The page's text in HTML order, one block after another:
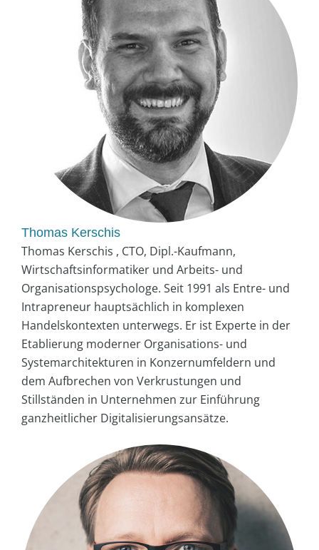
Thomas Kerschis
Thomas Kerschis , CTO, Dipl.-Kaufmann,
Wirtschaftsinformatiker und Arbeits- und
Organisationspsychologe. Seit 1991 als Entre- und
Intrapreneur hauptsächlich in komplexen
Handelskontexten unterwegs. Er ist Experte in der
Etablierung moderner Organisations- und
Systemarchitekturen in Konzernumfeldern und
dem Aufbrechen von Verkrustungen und
Stillständen in Unternehmen zur Einführung
ganzheitlicher Digitalisierungsansätze.